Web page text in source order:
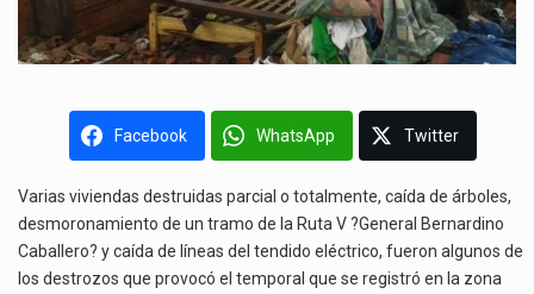
Facebook WhatsApp Twitter
Varias viviendas destruidas parcial o totalmente, caída de árboles,
desmoronamiento de un tramo de la Ruta V ?General Bernardino
Caballero? y caída de líneas del tendido eléctrico, fueron algunos de
los destrozos que provocó el temporal que se registró en la zona